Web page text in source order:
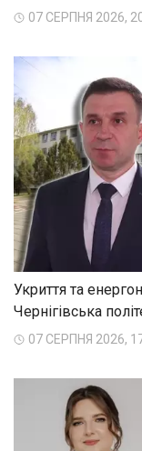
07 СЕРПНЯ 2026,
Укриття та
Чернігівська
07 СЕРПНЯ 2026,